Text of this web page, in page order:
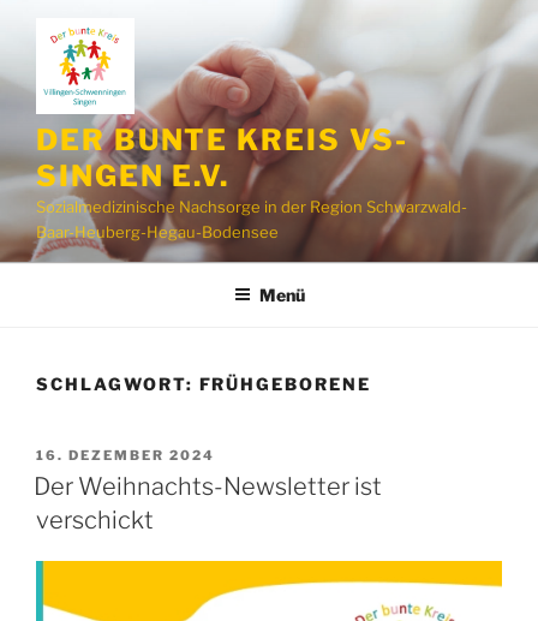
springen
DER BUNTE KREIS VS-
SINGEN E.V.
Sozialmedizinische Nachsorge in der Region Schwarzwald-
Baar-Heuberg-Hegau-Bodensee
Menü
SCHLAGWORT: FRÜHGEBORENE
VERÖFFENTLICHT
AM
16. DEZEMBER 2024
Der Weihnachts-Newsletter ist
verschickt